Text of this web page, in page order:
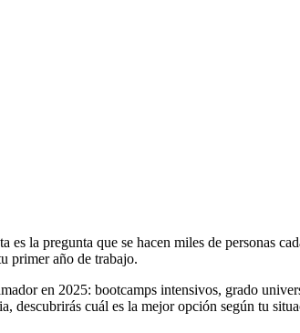
la pregunta que se hacen miles de personas
primer año de trabajo.
en 2025: bootcamps intensivos, grado
cuál es la mejor opción según tu